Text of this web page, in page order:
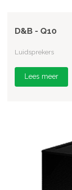
D&B - Q10
Luidsprekers
Lees meer